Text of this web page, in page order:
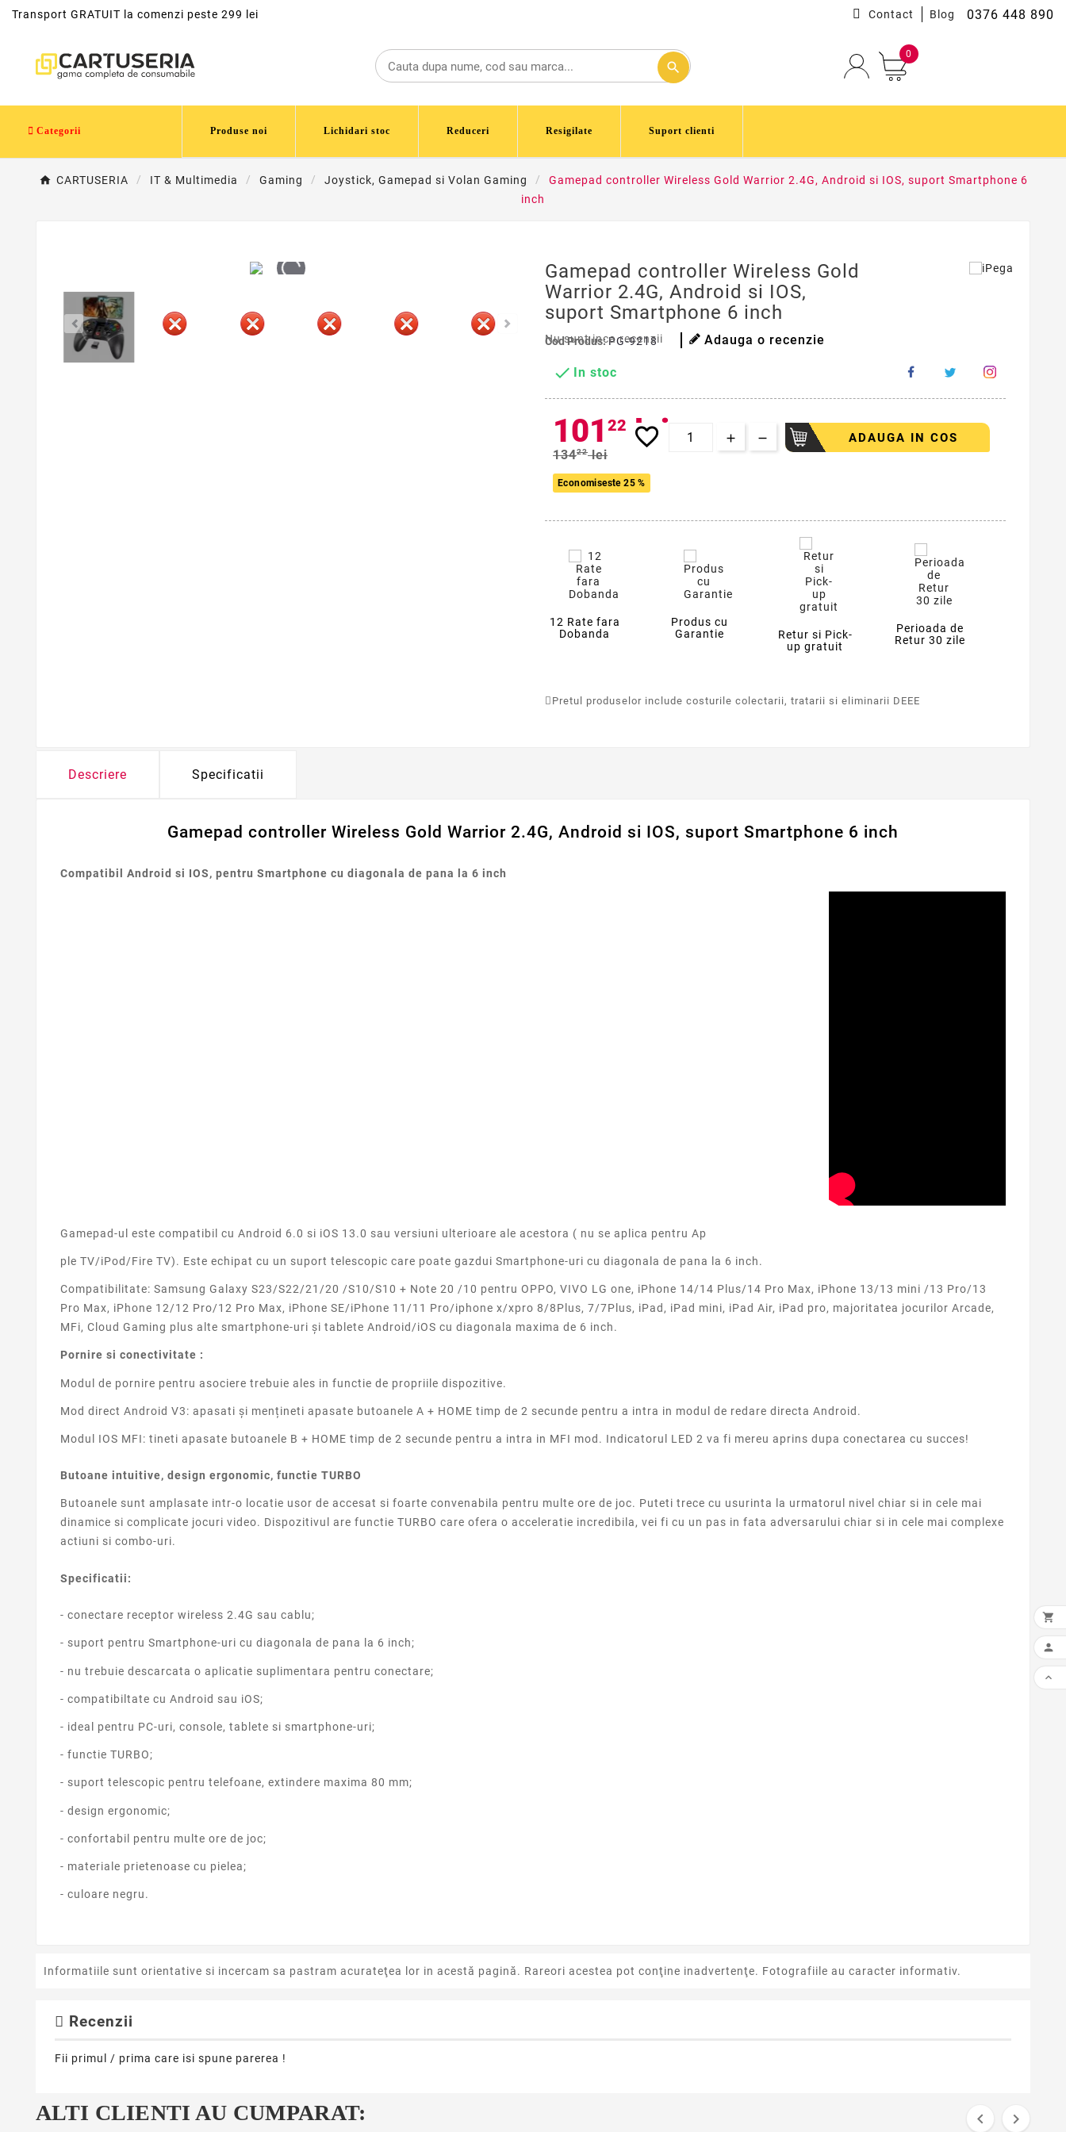
0376 448 890
Transport GRATUIT la comenzi peste 299 lei Contact Blog
search
0
Categorii Produse noi Lichidari stoc Reduceri Resigilate Suport clienti
CARTUSERIA IT & Multimedia Gaming Joystick, Gamepad si Volan Gaming
Gamepad controller Wireless Gold Warrior 2.4G, Android si IOS, suport Smartphone 6
inch
Gamepad controller Wireless Gold
Warrior 2.4G, Android si IOS,
suport Smartphone 6 inch
Cod Produs:PG-9218
Nu sunt inca recenzii Adauga o recenzie
 In stoc
101 22 lei
13422 lei
Economiseste 25 %
favorite_border ADAUGA IN COS
12 Rate fara
Dobanda
Produs cu
Garantie
Retur si Pick-
up gratuit
Perioada de
Retur 30 zile
Pretul produselor include costurile colectarii, tratarii si eliminarii DEEE
Descriere Specificatii
Gamepad controller Wireless Gold Warrior 2.4G, Android si IOS, suport Smartphone 6 inch
Compatibil Android si IOS, pentru Smartphone cu diagonala de pana la 6 inch
Gamepad-ul este compatibil cu Android 6.0 si iOS 13.0 sau versiuni ulterioare ale acestora ( nu se aplica pentru Ap
ple TV/iPod/Fire TV). Este echipat cu un suport telescopic care poate gazdui Smartphone-uri cu diagonala de pana la 6 inch.
Compatibilitate: Samsung Galaxy S23/S22/21/20 /S10/S10 + Note 20 /10 pentru OPPO, VIVO LG one, iPhone 14/14 Plus/14 Pro Max, iPhone 13/13 mini /13 Pro/13
Pro Max, iPhone 12/12 Pro/12 Pro Max, iPhone SE/iPhone 11/11 Pro/iphone x/xpro 8/8Plus, 7/7Plus, iPad, iPad mini, iPad Air, iPad pro, majoritatea jocurilor Arcade,
MFi, Cloud Gaming plus alte smartphone-uri și tablete Android/iOS cu diagonala maxima de 6 inch.
Pornire si conectivitate :
Modul de pornire pentru asociere trebuie ales in functie de propriile dispozitive.
Mod direct Android V3: apasati și mențineti apasate butoanele A + HOME timp de 2 secunde pentru a intra in modul de redare directa Android.
Modul IOS MFI: tineti apasate butoanele B + HOME timp de 2 secunde pentru a intra in MFI mod. Indicatorul LED 2 va fi mereu aprins dupa conectarea cu succes!
Butoane intuitive, design ergonomic, functie TURBO
Butoanele sunt amplasate intr-o locatie usor de accesat si foarte convenabila pentru multe ore de joc. Puteti trece cu usurinta la urmatorul nivel chiar si in cele mai
dinamice si complicate jocuri video. Dispozitivul are functie TURBO care ofera o acceleratie incredibila, vei fi cu un pas in fata adversarului chiar si in cele mai complexe
actiuni si combo-uri.
Specificatii:
- conectare receptor wireless 2.4G sau cablu;
- suport pentru Smartphone-uri cu diagonala de pana la 6 inch;
- nu trebuie descarcata o aplicatie suplimentara pentru conectare;
- compatibiltate cu Android sau iOS;
- ideal pentru PC-uri, console, tablete si smartphone-uri;
- functie TURBO;
- suport telescopic pentru telefoane, extindere maxima 80 mm;
- design ergonomic;
- confortabil pentru multe ore de joc;
- materiale prietenoase cu pielea;
- culoare negru.
Informatiile sunt orientative si incercam sa pastram acurateţea lor in acestă pagină. Rareori acestea pot conţine inadvertenţe. Fotografiile au caracter informativ.
Recenzii
Fii primul / prima care isi spune parerea !
ALTI CLIENTI AU CUMPARAT:  


